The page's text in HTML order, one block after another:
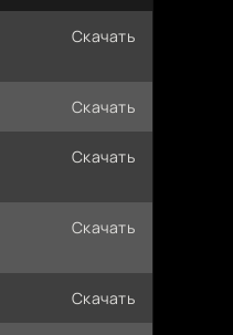
Скачать
Скачать
Скачать
Скачать
Скачать